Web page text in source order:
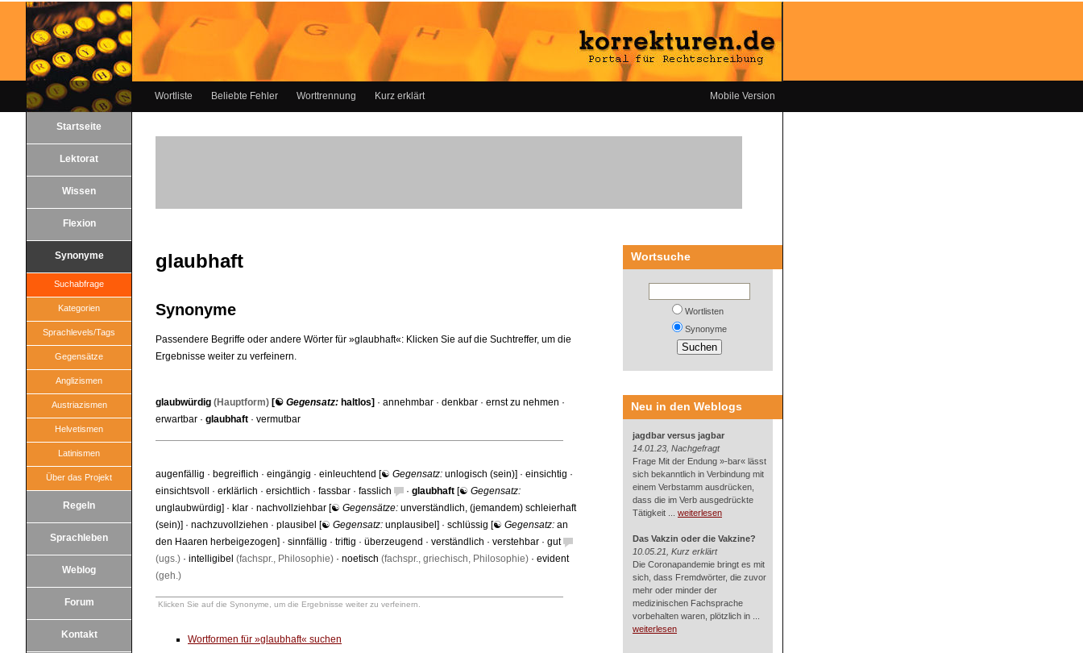
Wortliste Beliebte Fehler Worttrennung Kurz erklärt Mobile Version
Startseite
Lektorat
Wissen
Flexion
Synonyme
Suchabfrage
Kategorien
Sprachlevels/Tags
Gegensätze
Anglizismen
Austriazismen
Helvetismen
Latinismen
Über das Projekt
Regeln
Sprachleben
Weblog
Forum
Kontakt
glaubhaft
Synonyme
Passendere Begriffe oder andere Wörter für »glaubhaft«: Klicken Sie auf die Suchtreffer, um die
Ergebnisse weiter zu verfeinern.
glaubwürdig (Hauptform) [☯ Gegensatz: haltlos] · annehmbar · denkbar · ernst zu nehmen ·
erwartbar · glaubhaft · vermutbar
augenfällig · begreiflich · eingängig · einleuchtend [☯ Gegensatz: unlogisch (sein)] · einsichtig ·
einsichtsvoll
· erklärlich · ersichtlich · fassbar · fasslich · glaubhaft [☯ Gegensatz:
unglaubwürdig] · klar · nachvollziehbar [☯ Gegensätze: unverständlich, (jemandem) schleierhaft
(sein)] · nachzuvollziehen · plausibel [☯ Gegensatz: unplausibel ] · schlüssig [☯ Gegensatz: an
den Haaren herbeigezogen] · sinnfällig · triftig · überzeugend · verständlich · verstehbar · gut
(ugs.) · intelligibel (fachspr., Philosophie) · noetisch (fachspr., griechisch, Philosophie) · evident
(geh.)
Klicken Sie auf die Synonyme, um die Ergebnisse weiter zu verfeinern.
Wortformen für »glaubhaft« suchen
Wortsuche
Wortlisten
Synonyme
Neu in den Weblogs
jagdbar versus jagbar
14.01.23, Nachgefragt
Frage Mit der Endung »-bar« lässt
sich bekanntlich in Verbindung mit
einem Verbstamm ausdrücken,
dass die im Verb ausgedrückte
Tätigkeit ... weiterlesen
Das Vakzin oder die Vakzine?
10.05.21, Kurz erklärt
Die Coronapandemie bringt es mit
sich, dass Fremdwörter, die zuvor
mehr oder minder der
medizinischen Fachsprache
vorbehalten waren, plötzlich in ...
weiterlesen